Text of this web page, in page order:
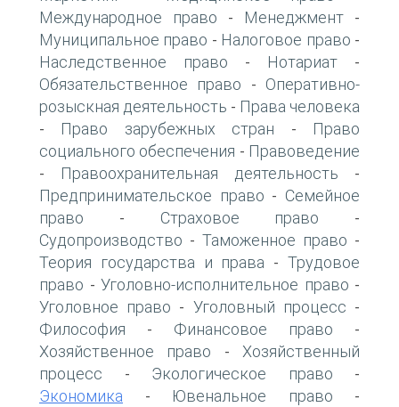
Международное право - Менеджмент -
Муниципальное право - Налоговое право -
Наследственное право - Нотариат -
Обязательственное право - Оперативно-
розыскная деятельность - Права человека
- Право зарубежных стран -
Право
социального обеспечения - Правоведение
- Правоохранительная деятельность -
Предпринимательское право - Семейное
право - Страховое право -
Судопроизводство - Таможенное право -
Теория государства и права -Трудовое
право - Уголовно-исполнительное право -
Уголовное право - Уголовный процесс -
Философия - Финансовое право -
Хозяйственное право - Хозяйственный
процесс - Экологическое право -
Экономика - Ювенальное право -